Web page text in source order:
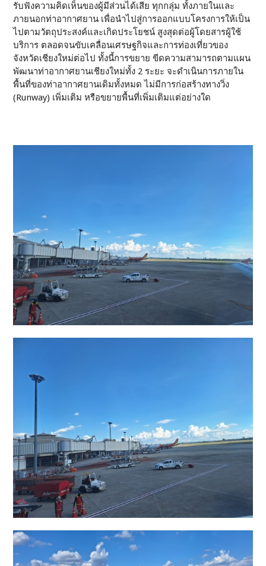
รับฟังความคิดเห็นของผู้มีส่วนได้เสีย ทุกกลุ่ม ทั้งภายในและ
ภายนอกท่าอากาศยาน เพื่อนำไปสู่การออกแบบโครงการให้เป็น
ไปตามวัตถุประสงค์และเกิดประโยชน์ สูงสุดต่อผู้โดยสารผู้ใช้
บริการ ตลอดจนขับเคลื่อนเศรษฐกิจและการท่องเที่ยวของ
จังหวัดเชียงใหม่ต่อไป ทั้งนี้การขยาย ขีดความสามารถตามแผน
พัฒนาท่าอากาศยานเชียงใหม่ทั้ง 2 ระยะ จะดำเนินการภายใน
พื้นที่ของท่าอากาศยานเดิมทั้งหมด ไม่มีการก่อสร้างทางวิ่ง
(Runway) เพิ่มเติม หรือขยายพื้นที่เพิ่มเติมแต่อย่างใด